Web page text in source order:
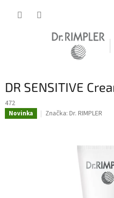
DR SENSITIVE
472
Novinka Značka: Dr. RIMPLER